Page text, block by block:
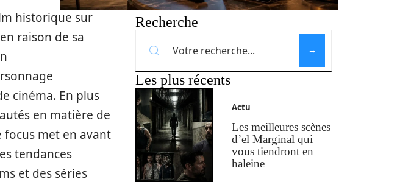
historique sur
raison de sa
cinéma. En plus
en matière de
met en avant
tendances
et des séries
Recherche
Les plus récents
Actu
Les meilleures scènes
d’el Marginal qui
vous tiendront en
haleine